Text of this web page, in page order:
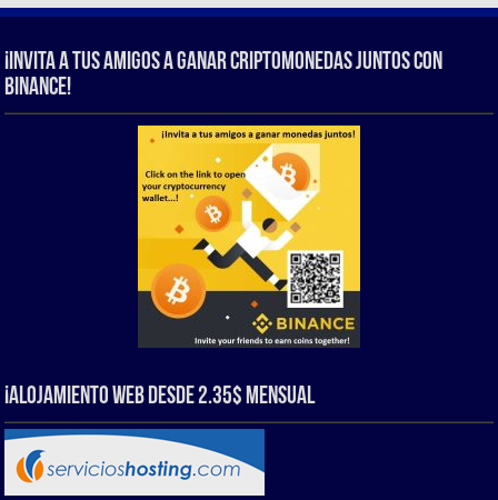
¡Invita a tus amigos a ganar criptomonedas juntos con
Binance!
¡Alojamiento web Desde 2.35$ Mensual